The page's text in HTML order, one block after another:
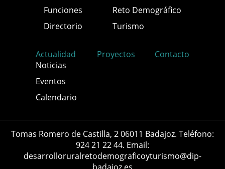
Funciones
Directorio
Reto Demográfico
Turismo
Actualidad
Noticias
Eventos
Calendario
Proyectos Contacto
Tomas Romero de Castilla, 2 06011 Badajoz. Teléfono:
924 21 22 44. Email:
desarrolloruralretodemograficoyturismo@dip-